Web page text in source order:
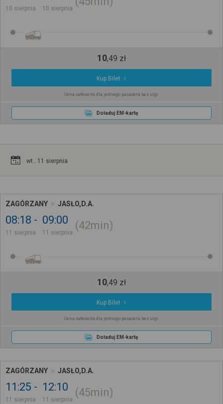
10 sierpnia 10 sierpnia
10,49 zł
Kup Bilet
Cena całkowita dla jednego pasażera bez ulgi
Doładuj EM-kartę
wt.. 11 sierpnia
ZAGÓRZANY JASŁO,D.A.
08:18
11 sierpnia
09:00
11 sierpnia
42min
10,49 zł
Kup Bilet
Cena całkowita dla jednego pasażera bez ulgi
Doładuj EM-kartę
ZAGÓRZANY JASŁO,D.A.
11:25
11 sierpnia
12:10
11 sierpnia
45min